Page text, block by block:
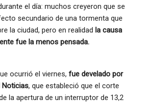
el día: muchos creyeron que se
secundario de una tormenta que
la ciudad, pero en realidad la causa
fue la menos pensada.
ocurrió el viernes, fue develado por
Noticias, que estableció que el corte
la apertura de un interruptor de 13,2